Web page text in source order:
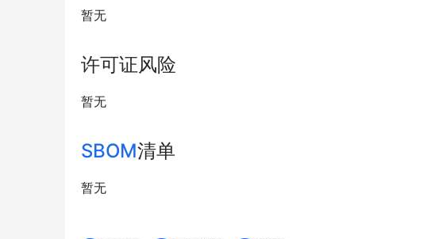
暂无
许可证风险
暂无
SBOM清单
暂无